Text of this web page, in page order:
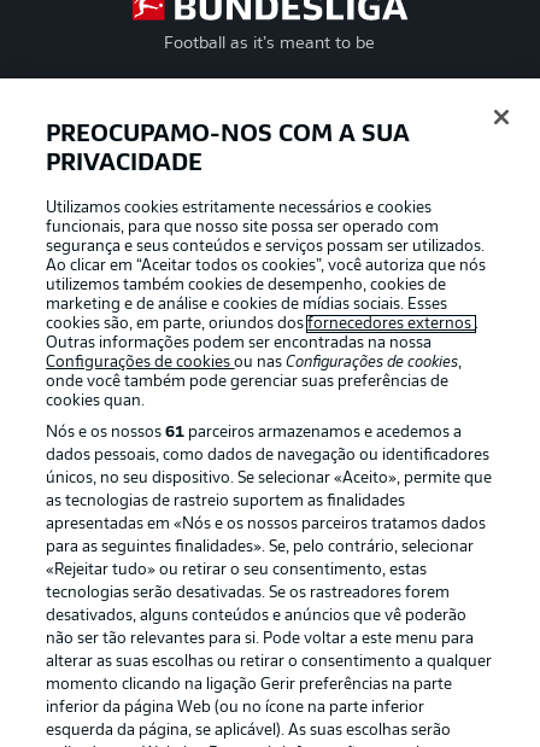
Football as it’s meant to be
APLICATIVO DA BUNDESLIGA
Oferecido por
Publicidade Avisos legais
Gerir preferências Aviso de privacidade
Emissoras
Trabalhe conosco Marca
Contato Jogadores
PREOCUPAMO-NOS COM A SUA
PRIVACIDADE
Utilizamos cookies estritamente necessários e cookies
funcionais, para que nosso site possa ser operado com
segurança e seus conteúdos e serviços possam ser utilizados.
Ao clicar em “Aceitar todos os cookies”, você autoriza que nós
utilizemos também cookies de desempenho, cookies de
marketing e de análise e cookies de mídias sociais. Esses
cookies são, em parte, oriundos dosfornecedores externos .
Outras informações podem ser encontradas na nossa
Configurações de cookiesou nasConfigurações de cookies,
onde você também pode gerenciar suas preferências de
cookies quan.
Nós e os nossos61 parceiros armazenamos e acedemos a
dados pessoais, como dados de navegação ou identificadores
únicos, no seu dispositivo. Se selecionar «Aceito», permite que
as tecnologias de rastreio suportem as finalidades
apresentadas em «Nós e os nossos parceiros tratamos dados
para as seguintes finalidades». Se, pelo contrário, selecionar
«Rejeitar tudo» ou retirar o seu consentimento, estas
tecnologias serão desativadas. Se os rastreadores forem
desativados, alguns conteúdos e anúncios que vê poderão
não ser tão relevantes para si. Pode voltar a este menu para
alterar as suas escolhas ou retirar o consentimento a qualquer
momento clicando na ligação Gerir preferências na parte
inferior da página Web (ou no ícone na parte inferior
esquerda da página, se aplicável). As suas escolhas serão